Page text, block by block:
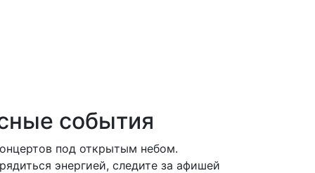
события
под открытым небом.
энергией, следите за афишей